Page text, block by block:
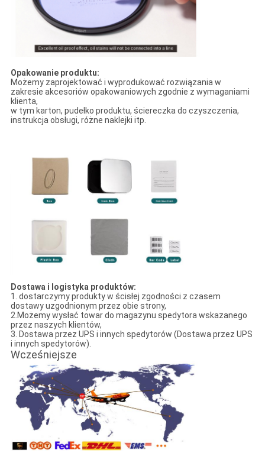
Opakowanie produktu:
Możemy zaprojektować i wyprodukować rozwiązania w
zakresie akcesoriów opakowaniowych zgodnie z wymaganiami
klienta,
w tym karton, pudełko produktu, ściereczka do czyszczenia,
instrukcja obsługi, różne naklejki itp.
Dostawa i logistyka produktów:
1. dostarczymy produkty w ścisłej zgodności z czasem
dostawy uzgodnionym przez obie strony,
2.Możemy wysłać towar do magazynu spedytora wskazanego
przez naszych klientów,
3. Dostawa przez UPS i innych spedytorów (Dostawa przez UPS
i innych spedytorów).
Wcześniejsze